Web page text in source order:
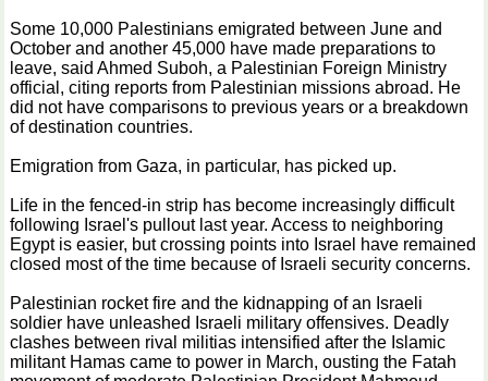
Some 10,000 Palestinians emigrated between June and
October and another 45,000 have made preparations to
leave, said Ahmed Suboh, a Palestinian Foreign Ministry
official, citing reports from Palestinian missions abroad. He
did not have comparisons to previous years or a breakdown
of destination countries.
Emigration from Gaza, in particular, has picked up.
Life in the fenced-in strip has become increasingly difficult
following Israel's pullout last year. Access to neighboring
Egypt is easier, but crossing points into Israel have remained
closed most of the time because of Israeli security concerns.
Palestinian rocket fire and the kidnapping of an Israeli
soldier have unleashed Israeli military offensives. Deadly
clashes between rival militias intensified after the Islamic
militant Hamas came to power in March, ousting the Fatah